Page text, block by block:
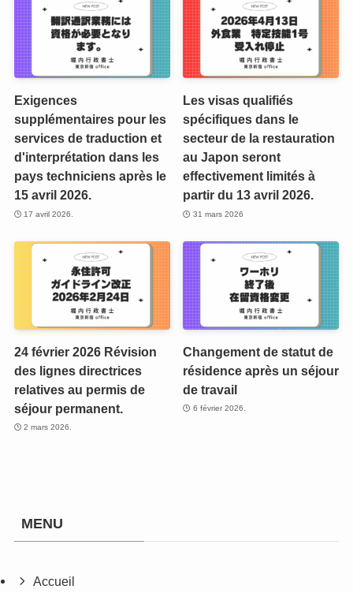
Exigences
supplémentaires pour les
services de traduction et
d'interprétation dans les
pays techniciens après le
15 avril 2026.
17 avril 2026.
Les visas qualifiés
spécifiques dans le
secteur de la restauration
au Japon seront
effectivement limités à
partir du 13 avril 2026.
31 mars 2026
24 février 2026 Révision
des lignes directrices
relatives au permis de
séjour permanent.
2 mars 2026.
Changement de statut de
résidence après un séjour
de travail
6 février 2026.
MENU
Accueil